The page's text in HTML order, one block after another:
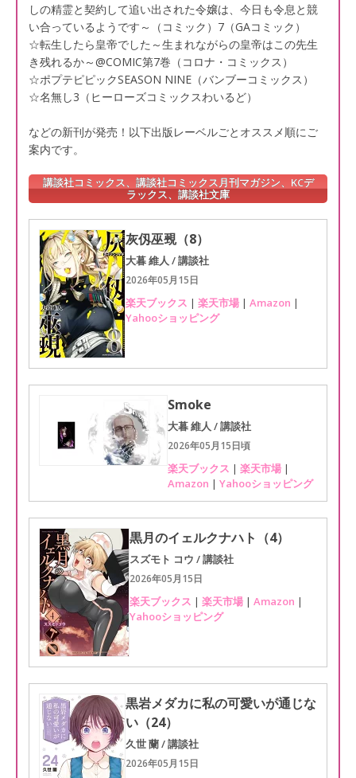
しの精霊と契約して追い出された令嬢は、今日も令息と競
い合っているようです～（コミック）7（GAコミック）
☆転生したら皇帝でした～生まれながらの皇帝はこの先生
き残れるか～@COMIC第7巻（コロナ・コミックス）
☆ポプテピピックSEASON NINE（バンブーコミックス）
☆名無し3（ヒーローズコミックスわいるど）
などの新刊が発売！以下出版レーベルごとオススメ順にご
案内です。
講談社コミックス、講談社コミックス月刊マガジン、KCデ
ラックス、講談社文庫
灰仭巫覡（8）
大暮 維人 / 講談社
2026年05月15日
楽天ブックス | 楽天市場 | Amazon |
Yahooショッピング
Smoke
大暮 維人 / 講談社
2026年05月15日頃
楽天ブックス | 楽天市場 |
Amazon | Yahooショッピング
黒月のイェルクナハト（4）
スズモト コウ / 講談社
2026年05月15日
楽天ブックス | 楽天市場 | Amazon |
Yahooショッピング
黒岩メダカに私の可愛いが通じな
い（24）
久世 蘭 / 講談社
2026年05月15日